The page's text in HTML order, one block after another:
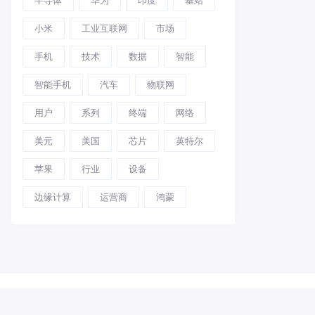
小米 工业互联网 市场
手机 技术 数据 智能
智能手机 汽车 物联网
用户 系列 终端 网络
美元 美国 芯片 英特尔
苹果 行业 设备
边缘计算 运营商 鸿蒙